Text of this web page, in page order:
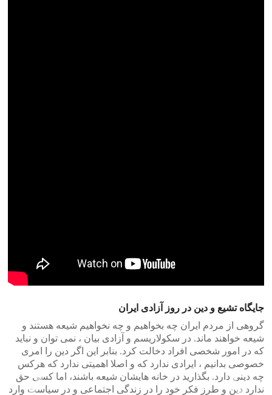
جایگاه تشیع و دین در روز آزادی ایران
گروهی از مردم ایران چه بخواهیم و چه نخواهیم شیعه هستند و
شیعه خواهند ماند. در سکولاریسم و آزادی بیان ، نمی توان و نباید
که در امور شخصی افراد دخالت کرد. بنابر این اگر دین را امری
خصوصی بدانیم ، ایرادی ندارد که و اصلا اهمیتی ندارد که هرکس
چه دینی دارد. بگذارید در خانه هایشان شیعه باشند، اما کسی حق
ندارد دین و طرز فکر خود را در زندگی اجتماعی و در سیاست وارد